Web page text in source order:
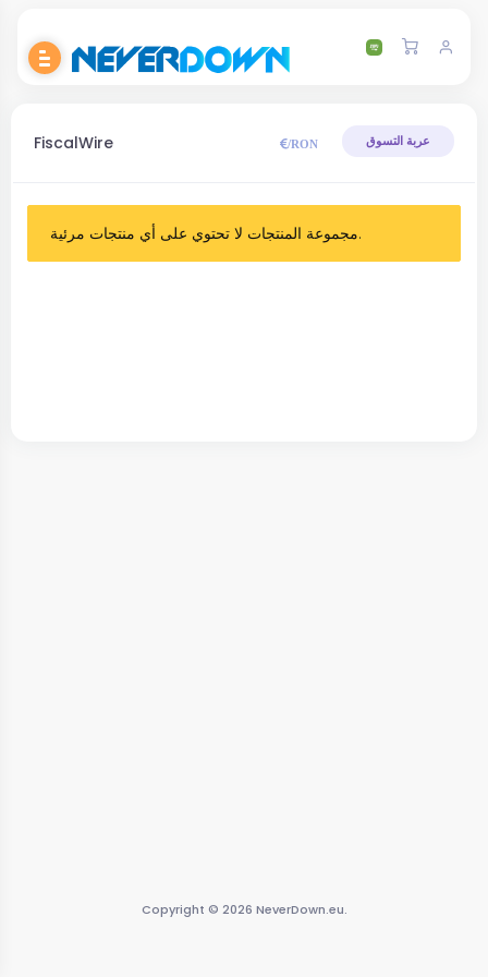
FiscalWire /RON عربة التسوق
مجموعة المنتجات لا تحتوي على أي منتجات مرئية.
Copyright © 2026 NeverDown.eu.